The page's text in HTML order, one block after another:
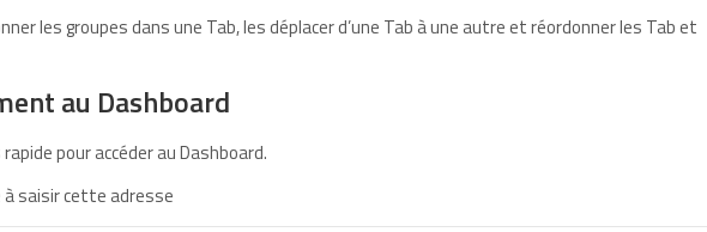
les groupes dans une Tab, les déplacer d’une Tab à une autre et réordonner les Tab et
au Dashboard
pour accéder au Dashboard.
saisir cette adresse